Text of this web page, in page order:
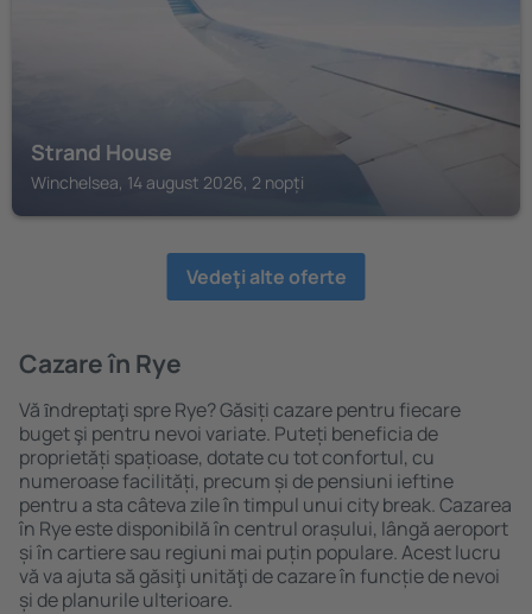
Strand House
Winchelsea, 14 august 2026, 2 nopți
Vedeţi alte oferte
Cazare în Rye
Vă ȋndreptaţi spre Rye? Găsiți cazare pentru fiecare
buget şi pentru nevoi variate. Puteți beneficia de
proprietăți spațioase, dotate cu tot confortul, cu
numeroase facilități, precum și de pensiuni ieftine
pentru a sta câteva zile în timpul unui city break. Cazarea
în Rye este disponibilă în centrul orașului, lângă aeroport
și în cartiere sau regiuni mai puțin populare. Acest lucru
vă va ajuta să găsiţi unităţi de cazare în funcție de nevoi
și de planurile ulterioare.